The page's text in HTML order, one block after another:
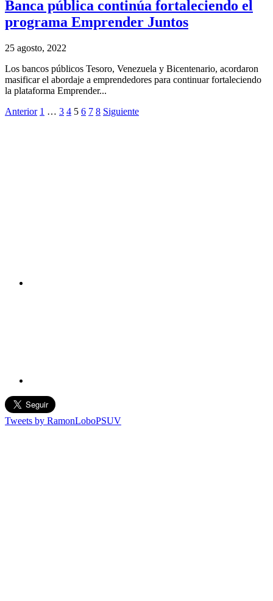
Banca pública continúa fortaleciendo el
programa Emprender Juntos
25 agosto, 2022
Los bancos públicos Tesoro, Venezuela y Bicentenario, acordaron
masificar el abordaje a emprendedores para continuar fortaleciendo
la plataforma Emprender...
Anterior 1 … 3 4 5 6 7 8 Siguiente
Tweets by RamonLoboPSUV